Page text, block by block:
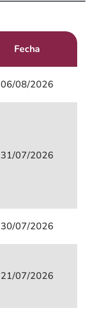
Fecha
06/08/2026
31/07/2026
30/07/2026
21/07/2026